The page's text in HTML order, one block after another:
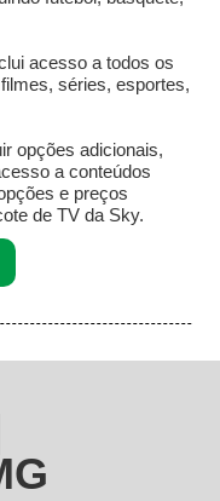
acesso a todos os
séries, esportes,
opções adicionais,
a conteúdos
e preços
de TV da Sky.